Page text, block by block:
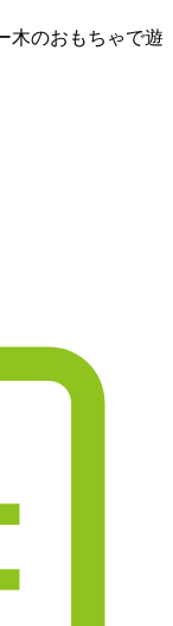
木のおもちゃで遊